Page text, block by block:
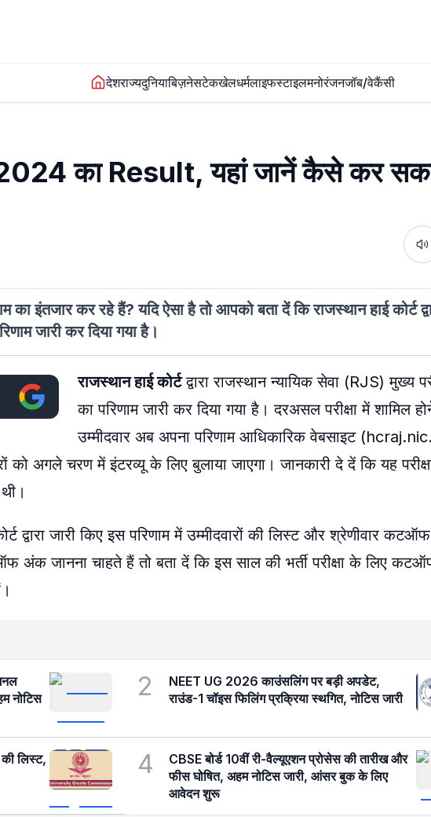
देशराज्यदुनियाबिज़नेसटेकखेलधर्मलाइफस्टाइलमनोरंजनजॉब/वेकैंसी
का Result, यहां जानें कैसे कर
इंतजार कर रहे हैं? यदि ऐसा है तो आपको बता दें कि राजस्थान हाई कोर्ट
जारी कर दिया गया है।
राजस्थान हाई कोर्टद्वारा राजस्थान न्यायिक सेवा (RJS) मुख्य
का परिणाम जारी कर दिया गया है। दरअसल परीक्षा में शामिल
उम्मीदवार अब अपना परिणाम आधिकारिक वेबसाइट
अगले चरण में इंटरव्यू के लिए बुलाया जाएगा। जानकारी दे दें कि यह
द्वारा जारी किए इस परिणाम में उम्मीदवारों की लिस्ट और श्रेणीवार
जानना चाहते हैं तो बता दें कि इस साल की भर्ती परीक्षा के लिए
नोटिस
2
NEET UG 2026 काउंसलिंग पर बड़ी अपडेट,
राउंड-1 चॉइस फिलिंग प्रक्रिया स्थगित, नोटिस जारी
की लिस्ट,
4
CBSE बोर्ड 10वीं री-वैल्यूएशन प्रोसेस की तारीख और
फीस घोषित, अहम नोटिस जारी, आंसर बुक के लिए
आवेदन शुरू